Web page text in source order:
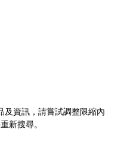
及資訊，請嘗試調整限縮內
新搜尋。